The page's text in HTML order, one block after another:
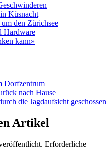
Küsnacht
den Zürichsee
Hardware
kann»
Dorfzentrum
nach Hause
die Jagdaufsicht geschossen
Artikel
Erforderliche